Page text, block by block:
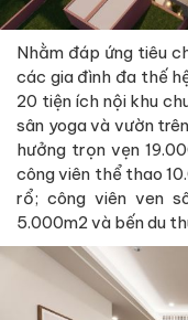
Nhằm đáp ứng tiêu
các gia đình đa thế
20 tiện ích nội khu
sân yoga và vườn
hưởng trọn vẹn
công viên thể thao
rổ; công viên ven
5.000m2 và bến du